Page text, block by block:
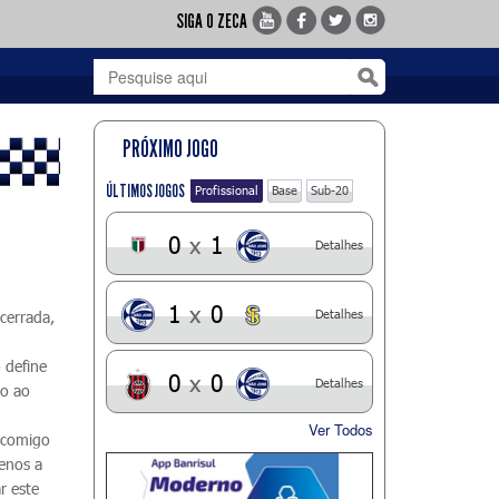
SIGA O ZECA
define
ao
a
este
PRÓXIMO JOGO
ÚLTIMOS JOGOS Profissional Base Sub-20
0 x 1 Detalhes
1 x 0 Detalhes
0 x 0 Detalhes
Ver Todos